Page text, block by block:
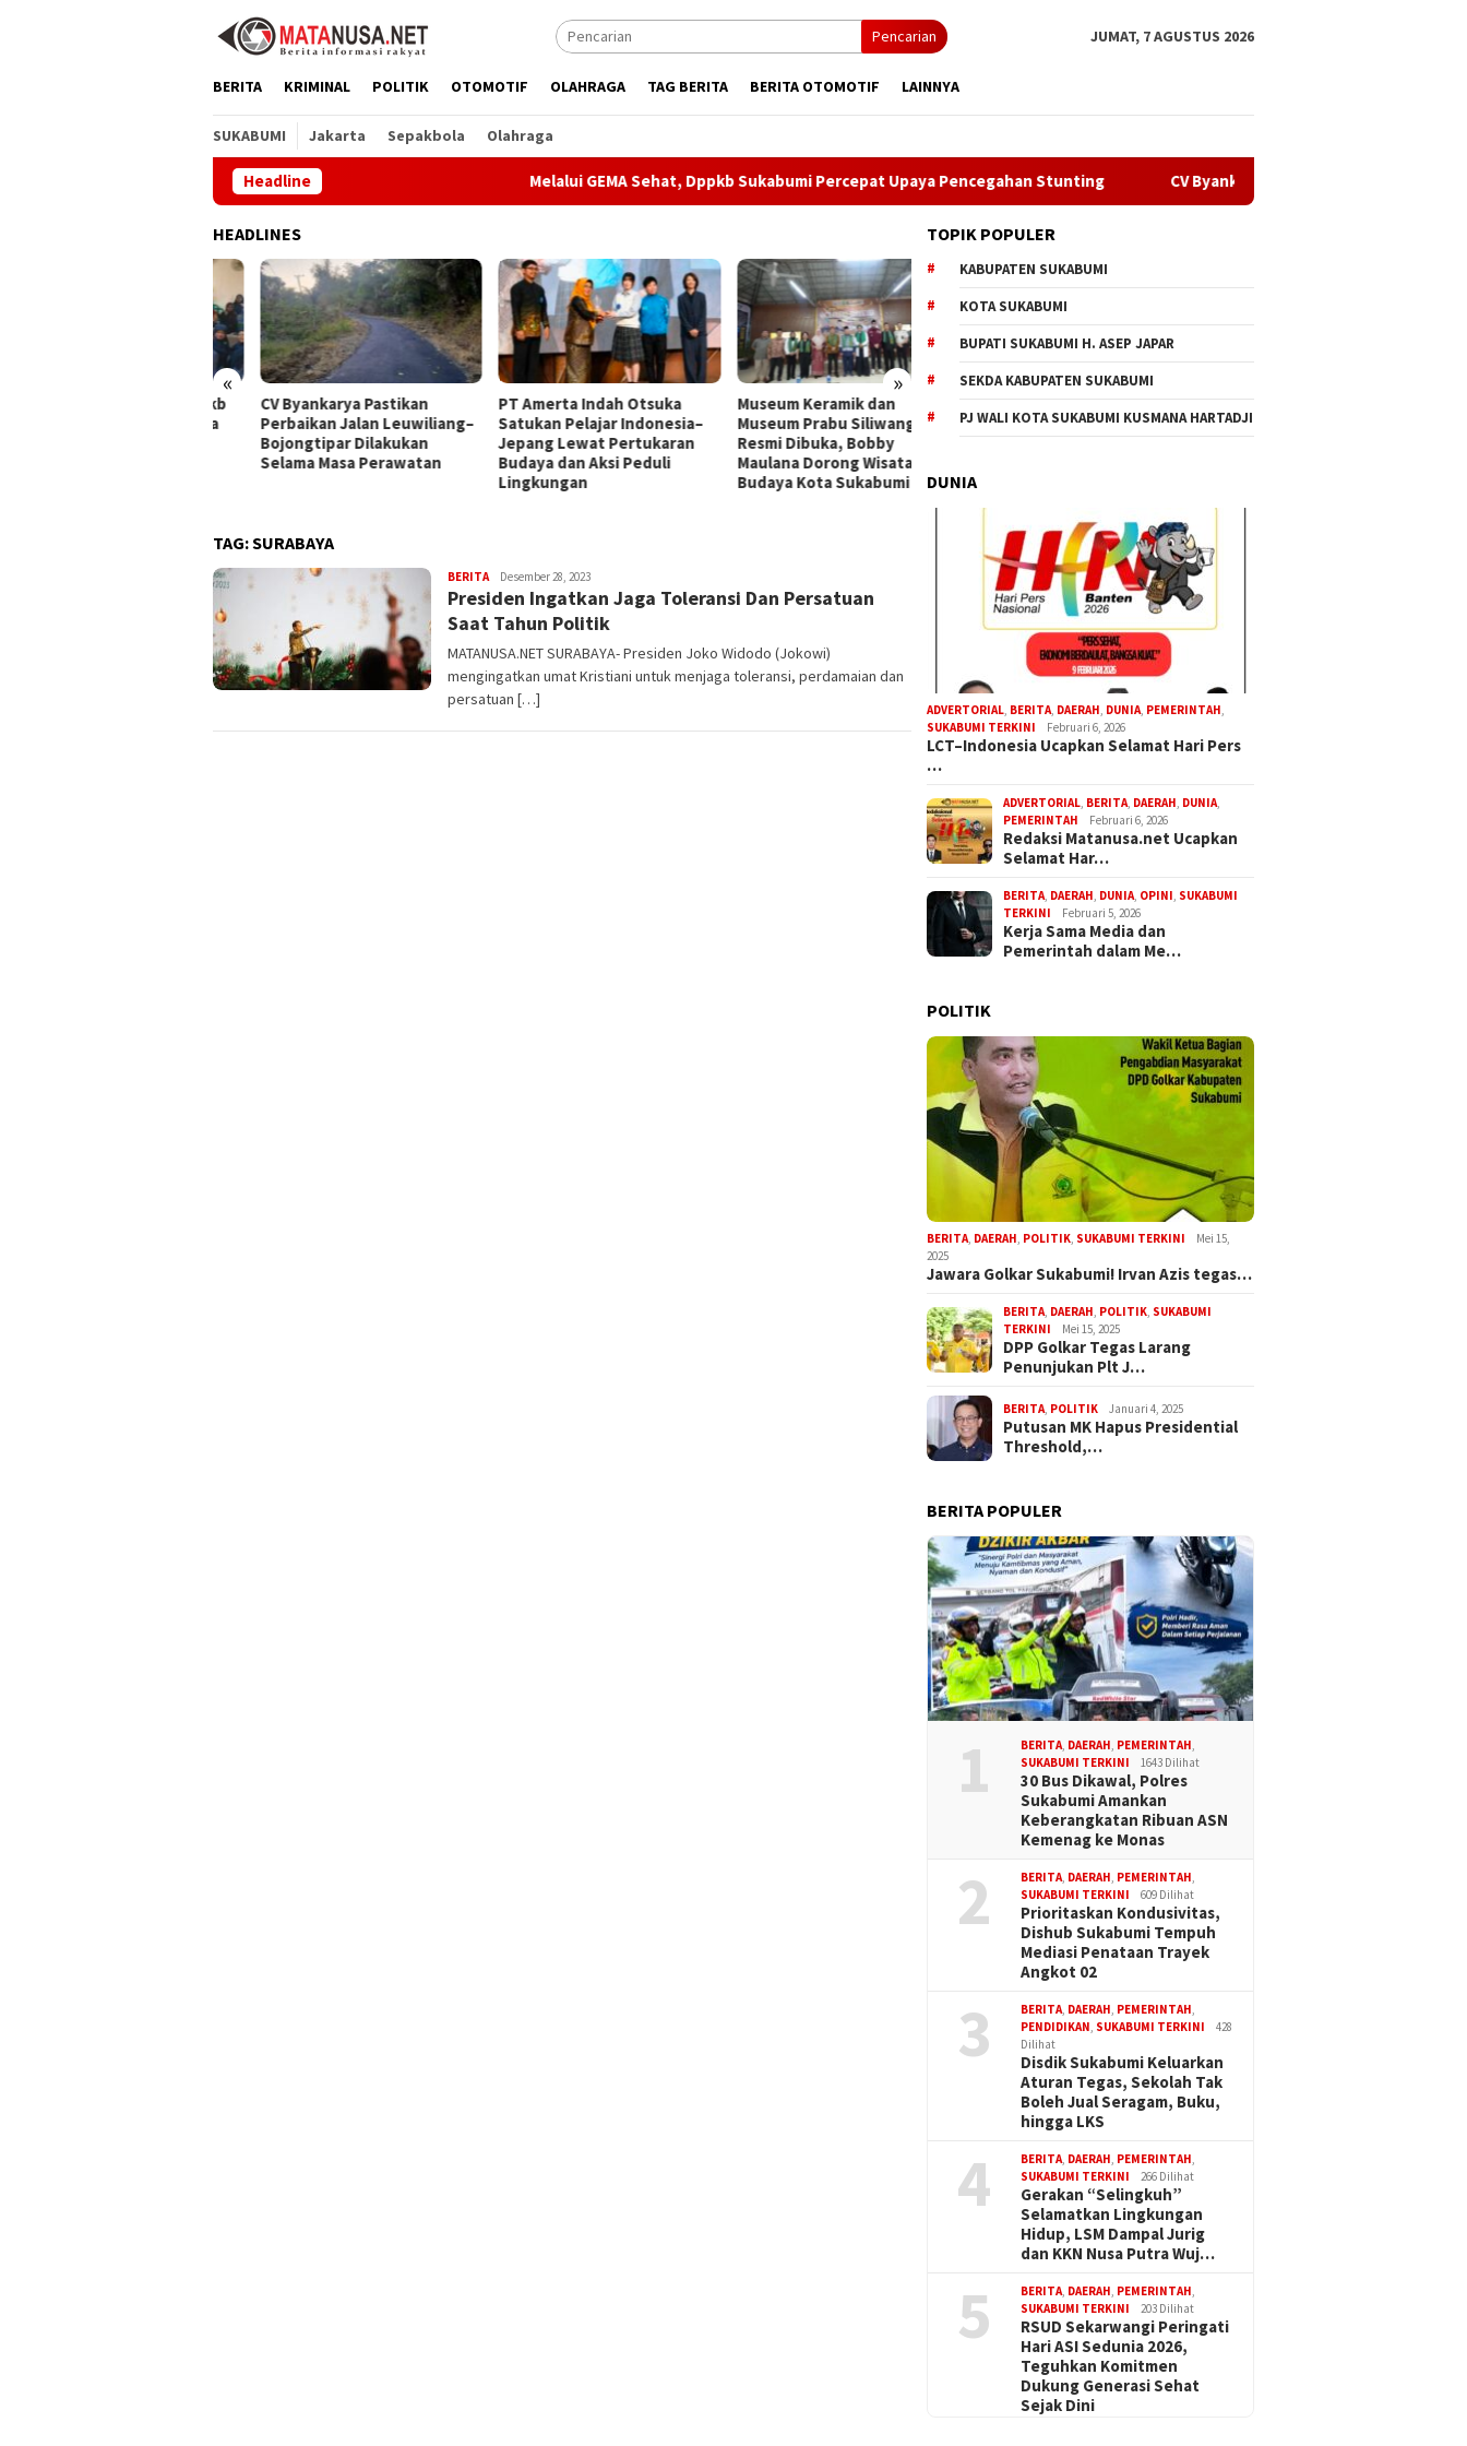
Pencarian JUMAT, 7 AGUSTUS 2026
BERITA KRIMINAL POLITIK OTOMOTIF OLAHRAGA TAG BERITA BERITA OTOMOTIF LAINNYA
SUKABUMI Jakarta Sepakbola Olahraga
Headline Melalui GEMA Sehat, Dppkb Sukabumi Percepat Upaya Pencegahan Stunting CV Byankarya Pastikan Perbaikan Jalan
HEADLINES
« »
CV Byankarya Pastikan
Perbaikan Jalan Leuwiliang–
Bojongtipar Dilakukan
Selama Masa Perawatan
PT Amerta Indah Otsuka
Satukan Pelajar Indonesia–
Jepang Lewat Pertukaran
Budaya dan Aksi Peduli
Lingkungan
Museum Keramik dan
Museum Prabu Siliwangi
Resmi Dibuka, Bobby
Maulana Dorong Wisata
Budaya Kota Sukabumi
Dugaan Penyalahgunaan
Narkoba Oknum Kades, Dprd
Minta Tidak Ada Tebang Pilih
Melalui GEMA Sehat, Dppkb
Sukabumi Percepat Upaya
Pencegahan Stunting
TAG:SURABAYA
BERITASteven
Darma
Desember 28, 2023
Presiden Ingatkan Jaga Toleransi Dan Persatuan
Saat Tahun Politik
MATANUSA.NET SURABAYA- Presiden Joko Widodo (Jokowi)
mengingatkan umat Kristiani untuk menjaga toleransi, perdamaian dan
persatuan […]
TOPIK POPULER
KABUPATEN SUKABUMI
KOTA SUKABUMI
BUPATI SUKABUMI H. ASEP JAPAR
SEKDA KABUPATEN SUKABUMI
PJ WALI KOTA SUKABUMI KUSMANA HARTADJI
DUNIA
ADVERTORIAL BERITA DAERAH DUNIA PEMERINTAH
SUKABUMI TERKINI
Februari 6, 2026
LCT–Indonesia Ucapkan Selamat Hari Pers
…
ADVERTORIAL BERITA DAERAH DUNIA
PEMERINTAH
Februari 6, 2026
Redaksi Matanusa.net Ucapkan
Selamat Har…
BERITA DAERAH DUNIA OPINI SUKABUMI
TERKINI
Februari 5, 2026
Kerja Sama Media dan
Pemerintah dalam Me…
POLITIK
BERITA DAERAH POLITIK SUKABUMI TERKINI
Mei 15,
2025
Jawara Golkar Sukabumi! Irvan Azis tegas…
BERITA DAERAH POLITIK SUKABUMI
TERKINI
Mei 15, 2025
DPP Golkar Tegas Larang
Penunjukan Plt J…
BERITA POLITIK Januari 4, 2025
Putusan MK Hapus Presidential
Threshold,…
BERITA POPULER
1 BERITA, DAERAH, PEMERINTAH,
SUKABUMI TERKINI
1643 Dilihat
30 Bus Dikawal, Polres
Sukabumi Amankan
Keberangkatan Ribuan ASN
Kemenag ke Monas
2 BERITA, DAERAH, PEMERINTAH,
SUKABUMI TERKINI
609 Dilihat
Prioritaskan Kondusivitas,
Dishub Sukabumi Tempuh
Mediasi Penataan Trayek
Angkot 02
3 BERITA, DAERAH, PEMERINTAH,
PENDIDIKAN, SUKABUMI TERKINI
428
Dilihat
Disdik Sukabumi Keluarkan
Aturan Tegas, Sekolah Tak
Boleh Jual Seragam, Buku,
hingga LKS
4 BERITA, DAERAH, PEMERINTAH,
SUKABUMI TERKINI
266 Dilihat
Gerakan “Selingkuh”
Selamatkan Lingkungan
Hidup, LSM Dampal Jurig
dan KKN Nusa Putra Wuj…
5 BERITA, DAERAH, PEMERINTAH,
SUKABUMI TERKINI
203 Dilihat
RSUD Sekarwangi Peringati
Hari ASI Sedunia 2026,
Teguhkan Komitmen
Dukung Generasi Sehat
Sejak Dini